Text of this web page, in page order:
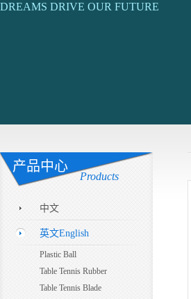
DREAMS DRIVE OUR FUTURE
产品中心
Products
中文
英文English
Plastic Ball
Table Tennis Rubber
Table Tennis Blade